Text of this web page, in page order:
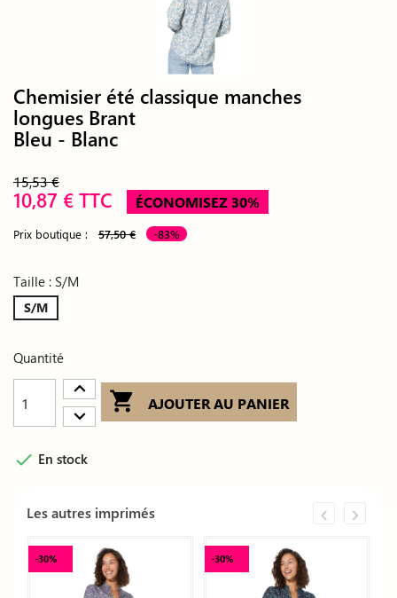
Chemisier été classique manches
longues Brant
Bleu - Blanc
15,53 €
10,87 € TTC ÉCONOMISEZ 30%
Prix boutique : 57,50 € -83%
Taille : S/M
S/M
Quantité
 AJOUTER AU PANIER
 En stock
Les autres imprimés
-30% -30%
‹ ›